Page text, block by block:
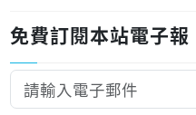
免費訂閱本站電子報